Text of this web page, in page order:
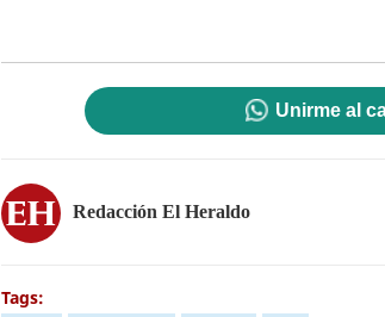
Unirme al
Redacción El Heraldo
Tags: